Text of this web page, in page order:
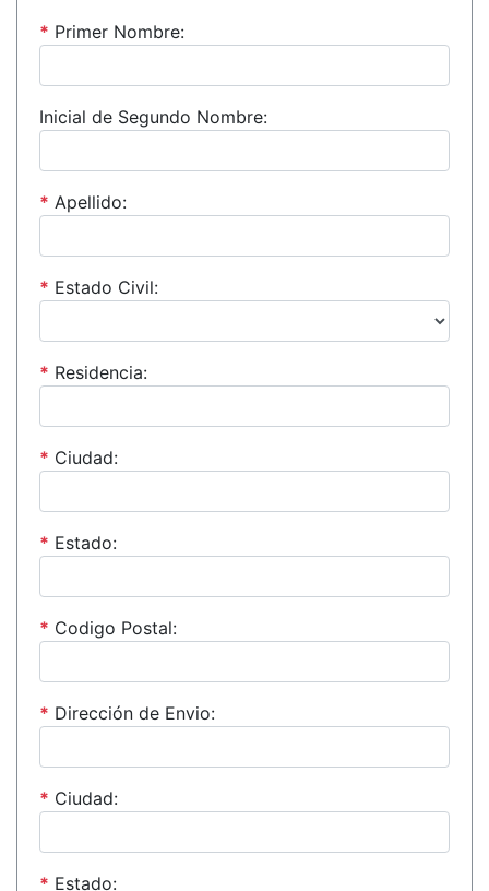
* Primer Nombre:
Inicial de Segundo Nombre:
* Apellido:
* Estado Civil:
* Residencia:
* Ciudad:
* Estado:
* Codigo Postal:
* Dirección de Envio:
* Ciudad:
* Estado: